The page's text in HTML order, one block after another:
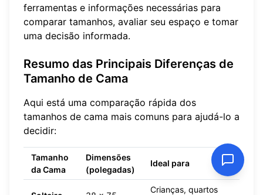
ferramentas e informações necessárias para
comparar tamanhos, avaliar seu espaço e tomar
uma decisão informada.
Resumo das Principais Diferenças de
Tamanho de Cama
Aqui está uma comparação rápida dos
tamanhos de cama mais comuns para ajudá-lo a
decidir:
Tamanho
da Cama
Dimensões
(polegadas)
Ideal para
Crianças, quartos